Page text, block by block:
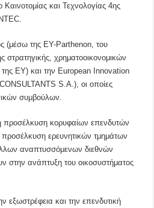
και Τεχνολογίας 4ης
(μέσω της EY-Parthenon, του
στρατηγικής, χρηματοοικονομικών
EY) και την European Innovation
S.A.), οι οποίες
συμβούλων.
προσέλκυση κορυφαίων επενδυτών
ερευνητικών τμημάτων
αναπτυσσόμενων διεθνών
στην ανάπτυξη του οικοσυστήματος
εξωστρέφεια και την επενδυτική